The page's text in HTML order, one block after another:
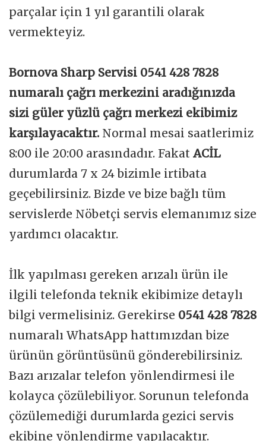
parçalar için 1 yıl garantili olarak
vermekteyiz.
Bornova Sharp Servisi 0541 428 7828
numaralı çağrı merkezini aradığınızda
sizi güler yüzlü çağrı merkezi ekibimiz
karşılayacaktır. Normal mesai saatlerimiz
8:00 ile 20:00 arasındadır. Fakat ACİL
durumlarda 7 x 24 bizimle irtibata
geçebilirsiniz. Bizde ve bize bağlı tüm
servislerde Nöbetçi servis elemanımız size
yardımcı olacaktır.
İlk yapılması gereken arızalı ürün ile
ilgili telefonda teknik ekibimize detaylı
bilgi vermelisiniz. Gerekirse 0541 428 7828
numaralı WhatsApp hattımızdan bize
ürünün görüntüsünü gönderebilirsiniz.
Bazı arızalar telefon yönlendirmesi ile
kolayca çözülebiliyor. Sorunun telefonda
çözülemediği durumlarda gezici servis
ekibine yönlendirme yapılacaktır.